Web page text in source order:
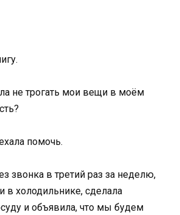
не трогать мои вещи в моём
помочь.
звонка в третий раз за неделю,
в холодильнике, сделала
и объявила, что мы будем